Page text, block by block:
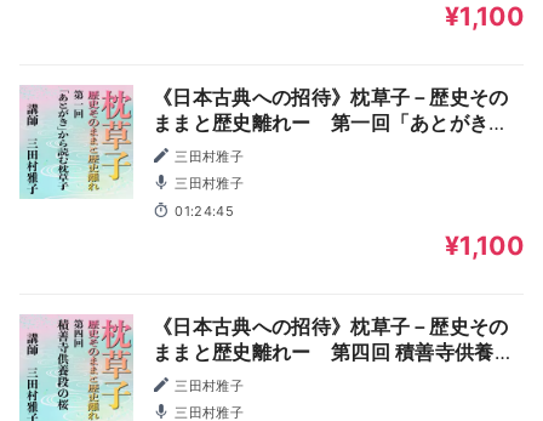
¥1,100
《日本古典への招待》枕草子－歴史その
ままと歴史離れー 第一回「あとがき」
から読む枕草子
三田村雅子
三田村雅子
01:24:45
¥1,100
《日本古典への招待》枕草子－歴史その
ままと歴史離れー 第四回 積善寺供養段
の桜三田村雅子
三田村雅子